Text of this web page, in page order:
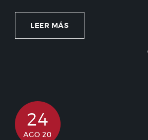
LEER MÁS
24
AGO 20